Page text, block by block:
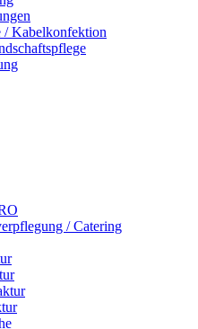
/ Kabelkonfektion
/ Catering